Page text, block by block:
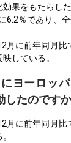
果をもたらした
6.2％であり、
月に前年同月比
している。
ヨーロッ
たのですか
月に前年同月比